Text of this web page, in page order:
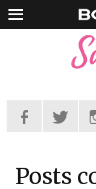
Pular
para
Posts